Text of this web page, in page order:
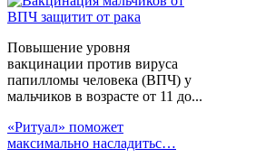
Повышение уровня
вакцинации против вируса
папилломы человека (ВПЧ) у
мальчиков в возрасте от 11 до...
«Ритуал» поможет
максимально насладитьс…